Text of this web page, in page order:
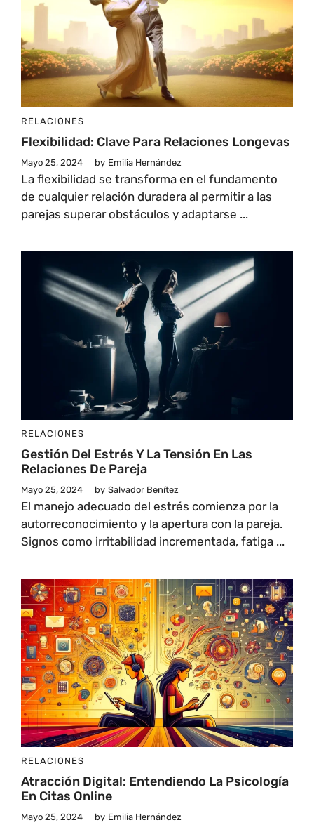
RELACIONES
Flexibilidad: Clave Para Relaciones Longevas
Mayo 25, 2024 by Emilia Hernández
La flexibilidad se transforma en el fundamento
de cualquier relación duradera al permitir a las
parejas superar obstáculos y adaptarse ...
RELACIONES
Gestión Del Estrés Y La Tensión En Las
Relaciones De Pareja
Mayo 25, 2024 by Salvador Benítez
El manejo adecuado del estrés comienza por la
autorreconocimiento y la apertura con la pareja.
Signos como irritabilidad incrementada, fatiga ...
RELACIONES
Atracción Digital: Entendiendo La Psicología
En Citas Online
Mayo 25, 2024 by Emilia Hernández